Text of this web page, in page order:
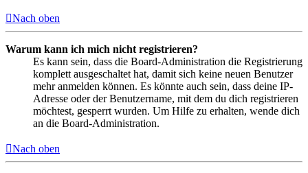
Nach oben
Warum kann ich mich nicht registrieren?
Es kann sein, dass die Board-Administration die Registrierung
komplett ausgeschaltet hat, damit sich keine neuen Benutzer
mehr anmelden können. Es könnte auch sein, dass deine IP-
Adresse oder der Benutzername, mit dem du dich registrieren
möchtest, gesperrt wurden. Um Hilfe zu erhalten, wende dich
an die Board-Administration.
Nach oben